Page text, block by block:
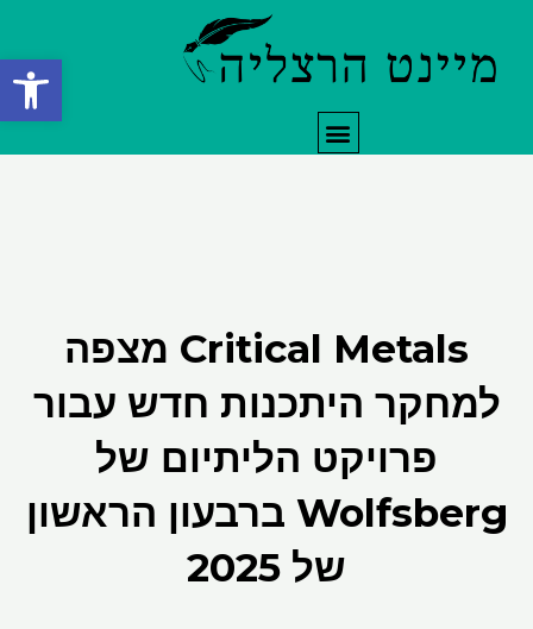
פתח
תפריט
Critical Metals מצפה
למחקר היתכנות חדש עבור
פרויקט הליתיום של
Wolfsberg ברבעון הראשון
של 2025